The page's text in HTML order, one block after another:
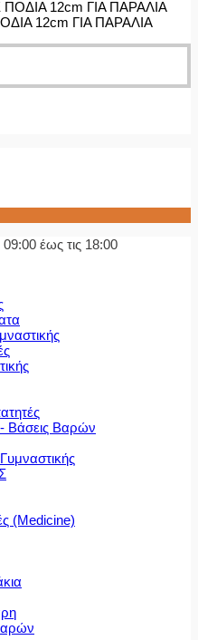
12cm ΓΙΑ ΠΑΡΑΛΙΑ
έως τις 18:00
Βάσεις Βαρών
(Medicine)